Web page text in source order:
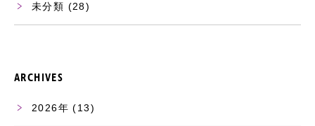
未分類 (28)
ARCHIVES
2026 (13)